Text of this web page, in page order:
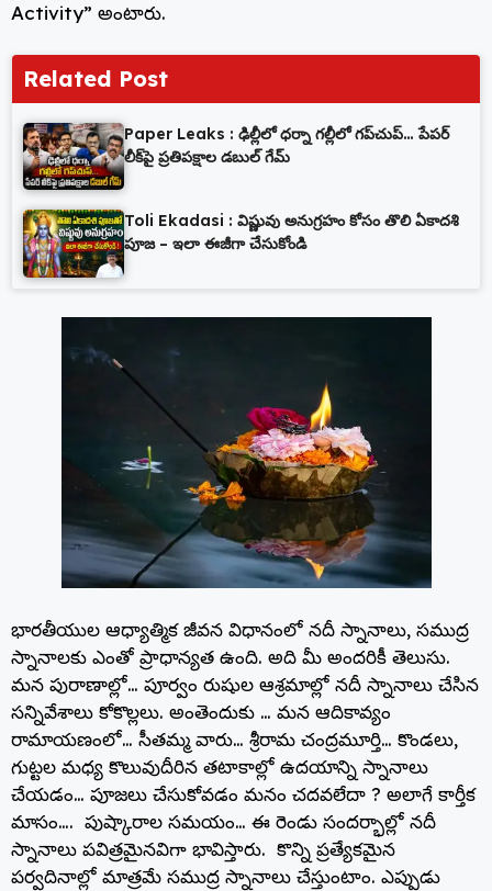
Activity” అంటారు.
Related Post
Paper Leaks : ఢిల్లీలో ధర్నా గల్లీలో గప్‌చుప్… పేపర్
లీక్‌పై ప్రతిపక్షాల డబుల్ గేమ్
Toli Ekadasi : విష్ణువు అనుగ్రహం కోసం తొలి ఏకాదశి
పూజ – ఇలా ఈజీగా చేసుకోండి
భారతీయుల ఆధ్యాత్మిక జీవన విధానంలో నదీ స్నానాలు, సముద్ర
స్నానాలకు ఎంతో ప్రాధాన్యత ఉంది. అది మీ అందరికీ తెలుసు.
మన పురాణాల్లో… పూర్వం రుషుల ఆశ్రమాల్లో నదీ స్నానాలు చేసిన
సన్నివేశాలు కోకొల్లలు. అంతెందుకు … మన ఆదికావ్యం
రామాయణంలో… సీతమ్మ వారు… శ్రీరామ చంద్రమూర్తి… కొండలు,
గుట్టల మధ్య కొలువుదీరిన తటాకాల్లో ఉదయాన్ని స్నానాలు
చేయడం… పూజలు చేసుకోవడం మనం చదవలేదా ? అలాగే కార్తీక
మాసం…. పుష్కారాల సమయం… ఈ రెండు సందర్భాల్లో నదీ
స్నానాలు పవిత్రమైనవిగా భావిస్తారు. కొన్ని ప్రత్యేకమైన
పర్వదినాల్లో మాత్రమే సముద్ర స్నానాలు చేస్తుంటాం. ఎప్పుడు